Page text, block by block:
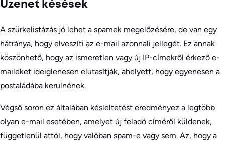
Üzenet késések
A szürkelistázás jó lehet a spamek megelőzésére, de van egy
hátránya, hogy elveszíti az e-mail azonnali jellegét. Ez annak
köszönhető, hogy az ismeretlen vagy új IP-címekről érkező e-
maileket ideiglenesen elutasítják, ahelyett, hogy egyenesen a
postaládába kerülnének.
Végső soron ez általában késleltetést eredményez a legtöbb
olyan e-mail esetében, amelyet új feladó címéről küldenek,
függetlenül attól, hogy valóban spam-e vagy sem. Az, hogy a